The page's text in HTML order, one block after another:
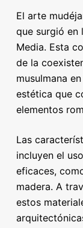
El arte
que surgió en
Media. Esta
de la
musulmana
estética que
elementos
Las
incluyen el
eficaces,
madera. A
estos